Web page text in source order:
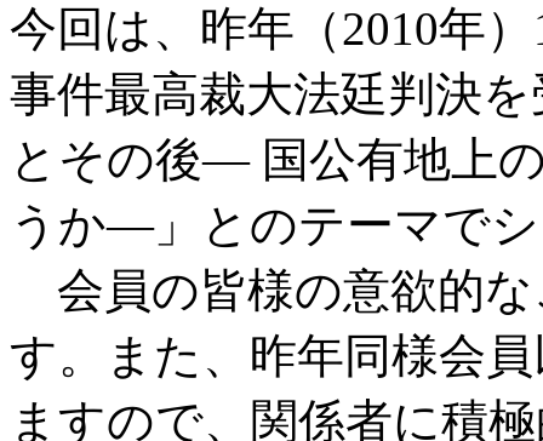
今回は、昨年（2010年
事件最高裁大法廷判決
とその後― 国公有地上
うか―」とのテーマで
会員の皆様の意欲的
す。また、昨年同様会
ますので、関係者に積